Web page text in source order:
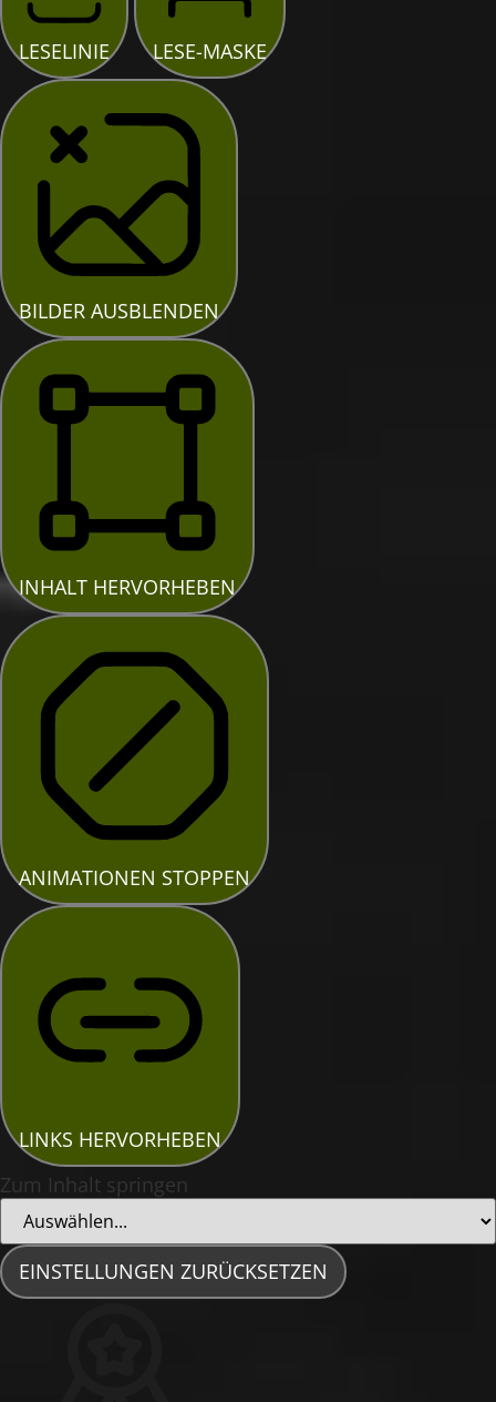
LESELINIE LESE-MASKE
BILDER AUSBLENDEN
INHALT HERVORHEBEN
ANIMATIONEN STOPPEN
LINKS HERVORHEBEN
Zum Inhalt springen
EINSTELLUNGEN ZURÜCKSETZEN